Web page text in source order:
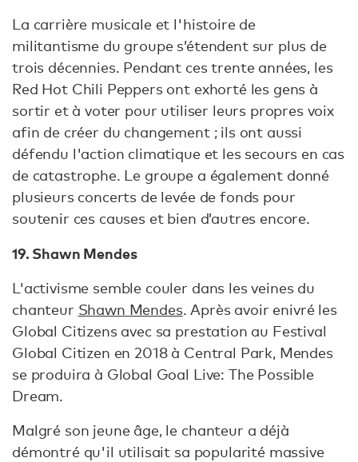
La carrière musicale et l'histoire de
militantisme du groupe s’étendent sur plus de
trois décennies. Pendant ces trente années, les
Red Hot Chili Peppers ont exhorté les gens à
sortir et à voter pour utiliser leurs propres voix
afin de créer du changement ; ils ont aussi
défendu l'action climatique et les secours en cas
de catastrophe. Le groupe a également donné
plusieurs concerts de levée de fonds pour
soutenir ces causes et bien d’autres encore.
19. Shawn Mendes
L'activisme semble couler dans les veines du
chanteur Shawn Mendes. Après avoir enivré les
Global Citizens avec sa prestation au Festival
Global Citizen en 2018 à Central Park, Mendes
se produira à Global Goal Live: The Possible
Dream.
Malgré son jeune âge, le chanteur a déjà
démontré qu'il utilisait sa popularité massive